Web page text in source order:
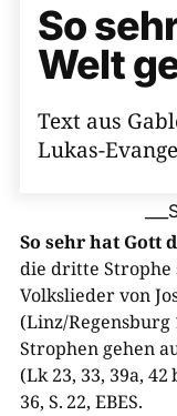
So
Welt
Text aus
Lukas-
So sehr hat Gott
die dritte Strophe
Volkslieder von
(Linz/Regensburg
Strophen gehen
(Lk 23, 33, 39a,
36, S. 22, EBES.